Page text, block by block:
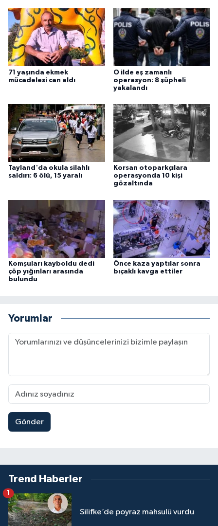
71 yaşında ekmek
mücadelesi can aldı
O ilde eş zamanlı
operasyon: 8 şüpheli
yakalandı
Tayland'da okula silahlı
saldırı: 6 ölü, 15 yaralı
Korsan otoparkçılara
operasyonda 10 kişi
gözaltında
Komşuları kayboldu dedi
çöp yığınları arasında
bulundu
Önce kaza yaptılar sonra
bıçaklı kavga ettiler
Yorumlar
Gönder
Trend Haberler
Silifke’de poyraz mahsulü vurdu
1